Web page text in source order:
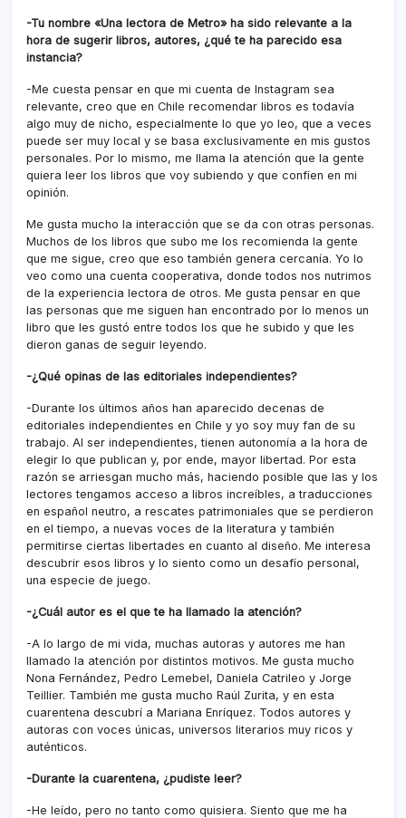
-Tu nombre «Una lectora de Metro» ha sido relevante a la
hora de sugerir libros, autores, ¿qué te ha parecido esa
instancia?
-Me cuesta pensar en que mi cuenta de Instagram sea
relevante, creo que en Chile recomendar libros es todavía
algo muy de nicho, especialmente lo que yo leo, que a veces
puede ser muy local y se basa exclusivamente en mis gustos
personales. Por lo mismo, me llama la atención que la gente
quiera leer los libros que voy subiendo y que confíen en mi
opinión.
Me gusta mucho la interacción que se da con otras personas.
Muchos de los libros que subo me los recomienda la gente
que me sigue, creo que eso también genera cercanía. Yo lo
veo como una cuenta cooperativa, donde todos nos nutrimos
de la experiencia lectora de otros. Me gusta pensar en que
las personas que me siguen han encontrado por lo menos un
libro que les gustó entre todos los que he subido y que les
dieron ganas de seguir leyendo.
-¿Qué opinas de las editoriales independientes?
-Durante los últimos años han aparecido decenas de
editoriales independientes en Chile y yo soy muy fan de su
trabajo. Al ser independientes, tienen autonomía a la hora de
elegir lo que publican y, por ende, mayor libertad. Por esta
razón se arriesgan mucho más, haciendo posible que las y los
lectores tengamos acceso a libros increíbles, a traducciones
en español neutro, a rescates patrimoniales que se perdieron
en el tiempo, a nuevas voces de la literatura y también
permitirse ciertas libertades en cuanto al diseño. Me interesa
descubrir esos libros y lo siento como un desafío personal,
una especie de juego.
-¿Cuál autor es el que te ha llamado la atención?
-A lo largo de mi vida, muchas autoras y autores me han
llamado la atención por distintos motivos. Me gusta mucho
Nona Fernández, Pedro Lemebel, Daniela Catrileo y Jorge
Teillier. También me gusta mucho Raúl Zurita, y en esta
cuarentena descubrí a Mariana Enríquez. Todos autores y
autoras con voces únicas, universos literarios muy ricos y
auténticos.
-Durante la cuarentena, ¿pudiste leer?
-He leído, pero no tanto como quisiera. Siento que me ha